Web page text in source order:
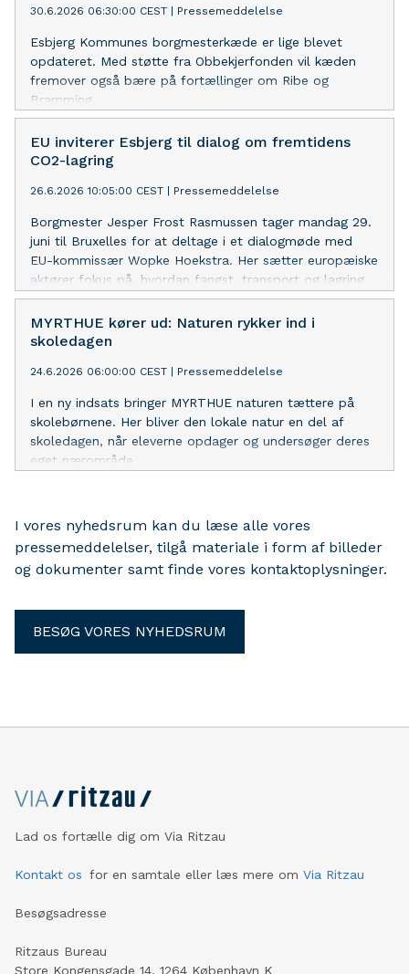
30.6.2026 06:30:00 CEST Pressemeddelelse
Esbjerg Kommunes borgmesterkæde er lige blevet
opdateret. Med støtte fra Obbekjerfonden vil kæden
fremover også bære på fortællinger om Ribe og
Bramming.
EU inviterer Esbjerg til dialog om fremtidens
CO2-lagring
26.6.2026 10:05:00 CEST Pressemeddelelse
Borgmester Jesper Frost Rasmussen tager mandag 29.
juni til Bruxelles for at deltage i et dialogmøde med
EU-kommissær Wopke Hoekstra. Her sætter europæiske
aktører fokus på, hvordan fangst, transport og lagring
af CO2 kan udbredes hurtigere i Europa.
MYRTHUE kører ud: Naturen rykker ind i
skoledagen
24.6.2026 06:00:00 CEST Pressemeddelelse
I en ny indsats bringer MYRTHUE naturen tættere på
skolebørnene. Her bliver den lokale natur en del af
skoledagen, når eleverne opdager og undersøger deres
eget nærområde.
I vores nyhedsrum kan du læse alle vores
pressemeddelelser, tilgå materiale i form af billeder
og dokumenter samt finde vores kontaktoplysninger.
BESØG VORES NYHEDSRUM
Lad os fortælle dig om Via Ritzau
Kontakt os for en samtale eller læs mere om Via Ritzau
Besøgsadresse
Ritzaus Bureau
Store Kongensgade 14, 1264 København K